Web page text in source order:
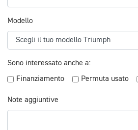
Modello
Sono interessato anche a:
Finanziamento
Permuta usato
Note aggiuntive